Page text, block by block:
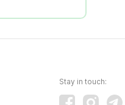
Stay in touch: